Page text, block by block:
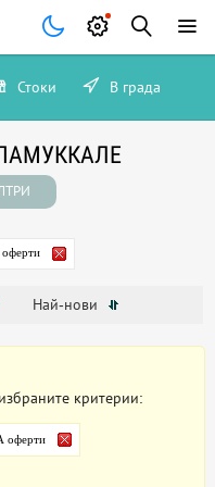
Стоки В града
Най-нови
критерии:
оферти